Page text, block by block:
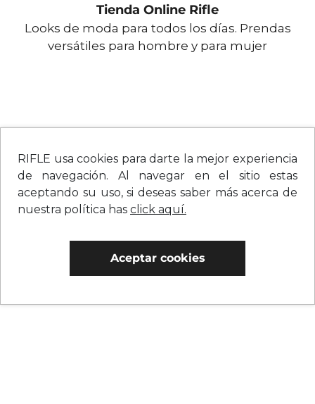
RIFLE usa cookies para darte la mejor experiencia
de navegación. Al navegar en el sitio estas
aceptando su uso, si deseas saber más acerca de
nuestra política has click aquí.
Aceptar cookies
Tienda Online Rifle
Looks de moda para todos los días. Prendas
versátiles para hombre y para mujer